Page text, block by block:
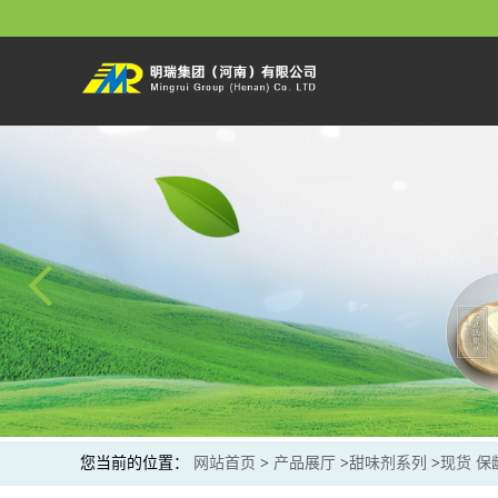
您当前的位置： 网站首页 > 产品展厅 >甜味剂系列 >现货 保